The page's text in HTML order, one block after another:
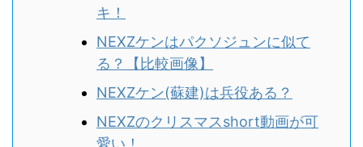
キ！
NEXZケンはパクソジュンに似て
る？
【比較画像】
NEXZケン(蘇建)は兵役ある？
NEXZのクリスマスshort動画が可
愛い！